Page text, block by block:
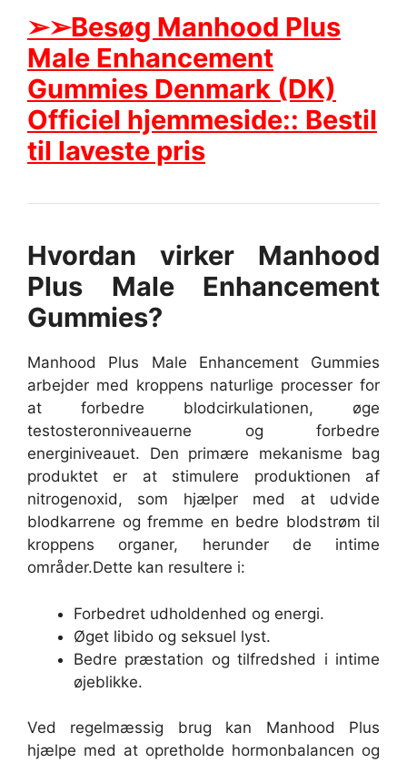
➢➢Besøg Manhood Plus
Male Enhancement
Gummies Denmark (DK)
Officiel hjemmeside:: Bestil
til laveste pris
Hvordan virker Manhood
Plus Male Enhancement
Gummies?
Manhood Plus Male Enhancement Gummies
arbejder med kroppens naturlige processer for
at forbedre blodcirkulationen, øge
testosteronniveauerne og forbedre
energiniveauet. Den primære mekanisme bag
produktet er at stimulere produktionen af
nitrogenoxid, som hjælper med at udvide
blodkarrene og fremme en bedre blodstrøm til
kroppens organer, herunder de intime
områder.Dette kan resultere i:
Forbedret udholdenhed og energi.
Øget libido og seksuel lyst.
Bedre præstation og tilfredshed i intime
øjeblikke.
Ved regelmæssig brug kan Manhood Plus
hjælpe med at opretholde hormonbalancen og